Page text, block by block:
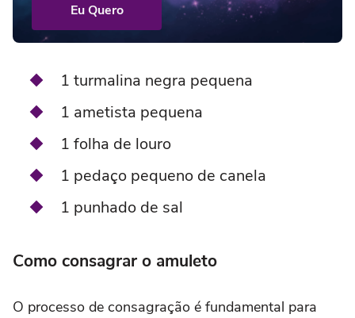
Eu Quero
1 turmalina negra pequena
1 ametista pequena
1 folha de louro
1 pedaço pequeno de canela
1 punhado de sal
Como consagrar o amuleto
O processo de consagração é fundamental para